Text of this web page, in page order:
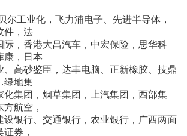
尔工业化，飞力浦电子、先进半导体，
件，法
际，香港大昌汽车，中宏保险，思华科
康，日本
、高砂鉴臣，达丰电脑、正新橡胶、技鼎
绿地集
化集团，烟草集团，上汽集团，西部集
航空，
设银行、交通银行，农业银行，广西两面
券，